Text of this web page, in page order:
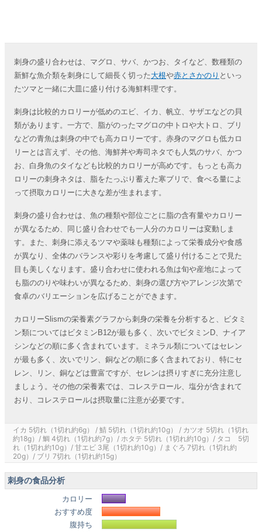
刺身の盛り合わせは、マグロ、サバ、かつお、タイなど、数種類の
新鮮な魚介類を刺身にして細長く切った大根や赤とさかのり といっ
たツマと一緒に大皿に盛り付ける海鮮料理です。
刺身は比較的カロリーが低めのエビ、イカ、帆立、サザエなどの貝
類があります。一方で、脂がのったマグロの中トロや大トロ、ブリ
などの青魚は刺身の中でも高カロリーです。赤身のマグロも低カロ
リーとは言えず、その他、海鮮丼や寿司ネタでも人気のサバ、かつ
お、白身魚のタイなども比較的カロリーが高めです。もっとも高カ
ロリーの刺身ネタは、脂をたっぷり蓄えた寒ブリで、食べる量によ
って摂取カロリーに大きな差が生まれます。
刺身の盛り合わせは、魚の種類や部位ごとに脂の含有量やカロリー
が異なるため、同じ盛り合わせでも一人分のカロリーは変動しま
す。また、刺身に添えるツマや薬味も種類によって栄養成分や食感
が異なり、全体のバランスや彩りを考慮して盛り付けることで見た
目も美しくなります。盛り合わせに使われる魚は旬や産地によって
も脂ののりや味わいが異なるため、刺身の選び方やアレンジ次第で
食卓のバリエーションを広げることができます。
カロリーSlismの栄養素グラフから刺身の栄養を分析すると、ビタミ
ン類についてはビタミンB12が最も多く、次いでビタミンD、ナイア
シンなどの順に多く含まれています。ミネラル類についてはセレン
が最も多く、次いでリン、銅などの順に多く含まれており、特にセ
レン、リン、銅などは豊富ですが、セレンは摂りすぎに充分注意し
ましょう。その他の栄養素では、コレステロール、塩分が含まれて
おり、コレステロールは摂取量に注意が必要です。
イカ 5切れ（1切れ約6g） / 鯖 5切れ（1切れ約10g） / カツオ 5切れ（1切れ
約18g）/ 鯛 4切れ（1切れ約7g）/ ホタテ 5切れ（1切れ約10g）/ タコ 5切
れ（1切れ約10g）/ 甘エビ 3尾（1切れ約10g）/ まぐろ 7切れ（1切れ約
20g）/ ブリ 7切れ（1切れ約15g）
刺身の食品分析
カロリー
おすすめ度
腹持ち